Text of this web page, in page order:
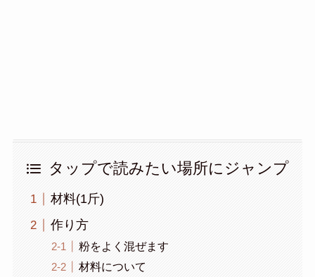
タップで読みたい場所にジャンプ
材料(1斤)
作り方
粉をよく混ぜます
材料について